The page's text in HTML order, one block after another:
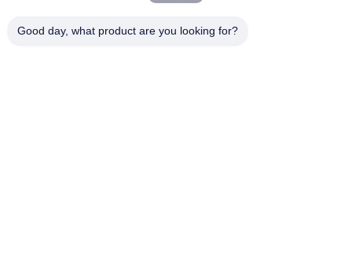
Good day, what product are you looking for?